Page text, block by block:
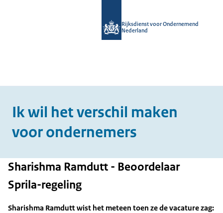
Rijksdienst voor Ondernemend
Nederland
Ik wil het verschil maken
voor ondernemers
Sharishma Ramdutt - Beoordelaar
Sprila-regeling
Sharishma Ramdutt wist het meteen toen ze de vacature zag: